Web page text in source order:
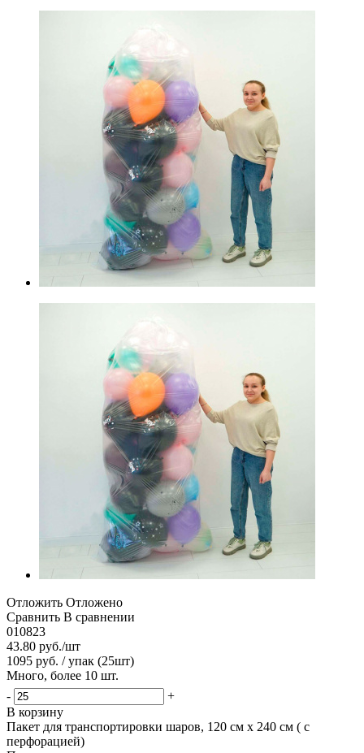
Отложить Отложено
Сравнить В сравнении
010823
43.80 руб./шт
1095 руб. / упак (25шт)
Много, более 10 шт.
-
+
В корзину
Пакет для транспортировки шаров, 120 см х 240 см ( с
перфорацией)